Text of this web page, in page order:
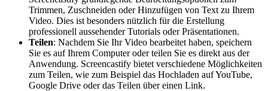
Trimmen, Zuschneiden oder Hinzufügen von Text zu Ihrem
Video. Dies ist besonders nützlich für die Erstellung
professionell aussehender Tutorials oder Präsentationen.
Teilen: Nachdem Sie Ihr Video bearbeitet haben, speichern
Sie es auf Ihrem Computer oder teilen Sie es direkt aus der
Anwendung. Screencastify bietet verschiedene Möglichkeiten
zum Teilen, wie zum Beispiel das Hochladen auf YouTube,
Google Drive oder das Teilen über einen Link.